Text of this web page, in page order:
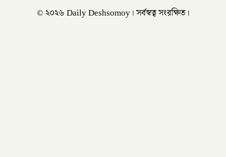
© ২০২৬ Daily Deshsomoy। সর্বস্বত্ব সংরক্ষিত।